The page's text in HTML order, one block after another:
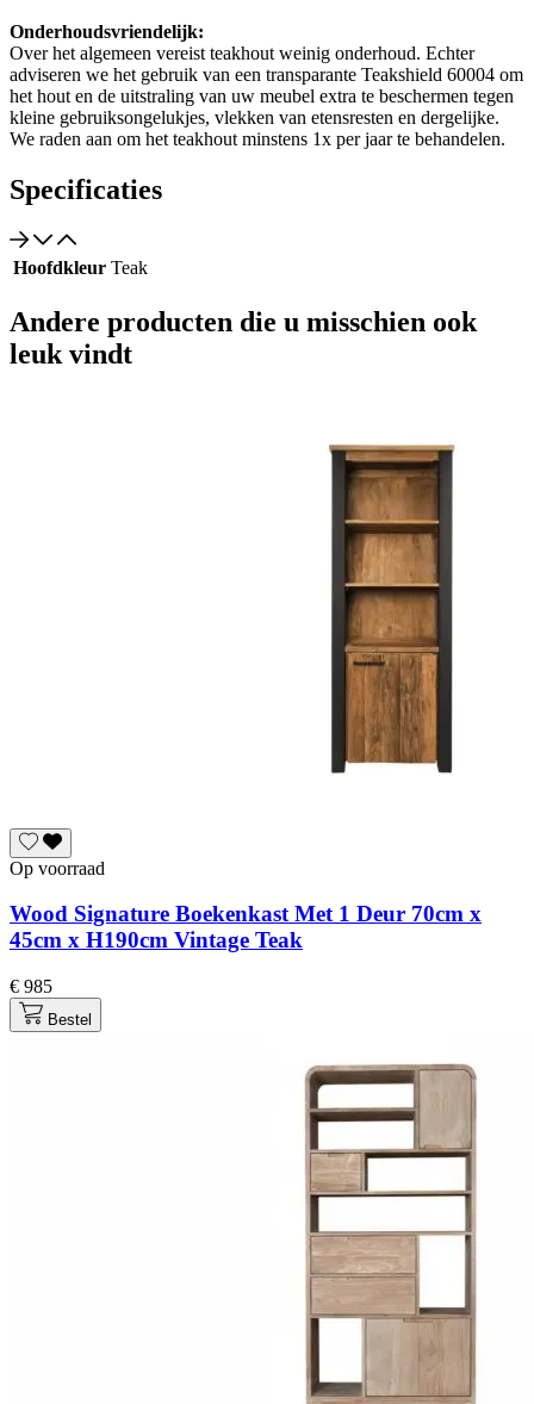
Onderhoudsvriendelijk:
Over het algemeen vereist teakhout weinig onderhoud. Echter
adviseren we het gebruik van een transparante Teakshield 60004 om
het hout en de uitstraling van uw meubel extra te beschermen tegen
kleine gebruiksongelukjes, vlekken van etensresten en dergelijke.
We raden aan om het teakhout minstens 1x per jaar te behandelen.
Specificaties
Hoofdkleur Teak
Andere producten die u misschien ook
leuk vindt
Op voorraad
Wood Signature Boekenkast Met 1 Deur 70cm x
45cm x H190cm Vintage Teak
€ 985
Bestel